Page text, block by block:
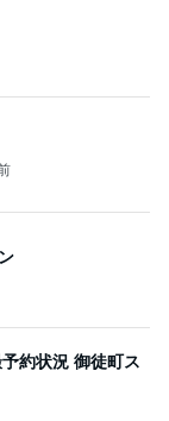
約状況 御徒町ス